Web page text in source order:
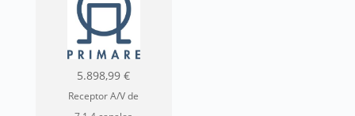
5.898,99€
Receptor A/V de